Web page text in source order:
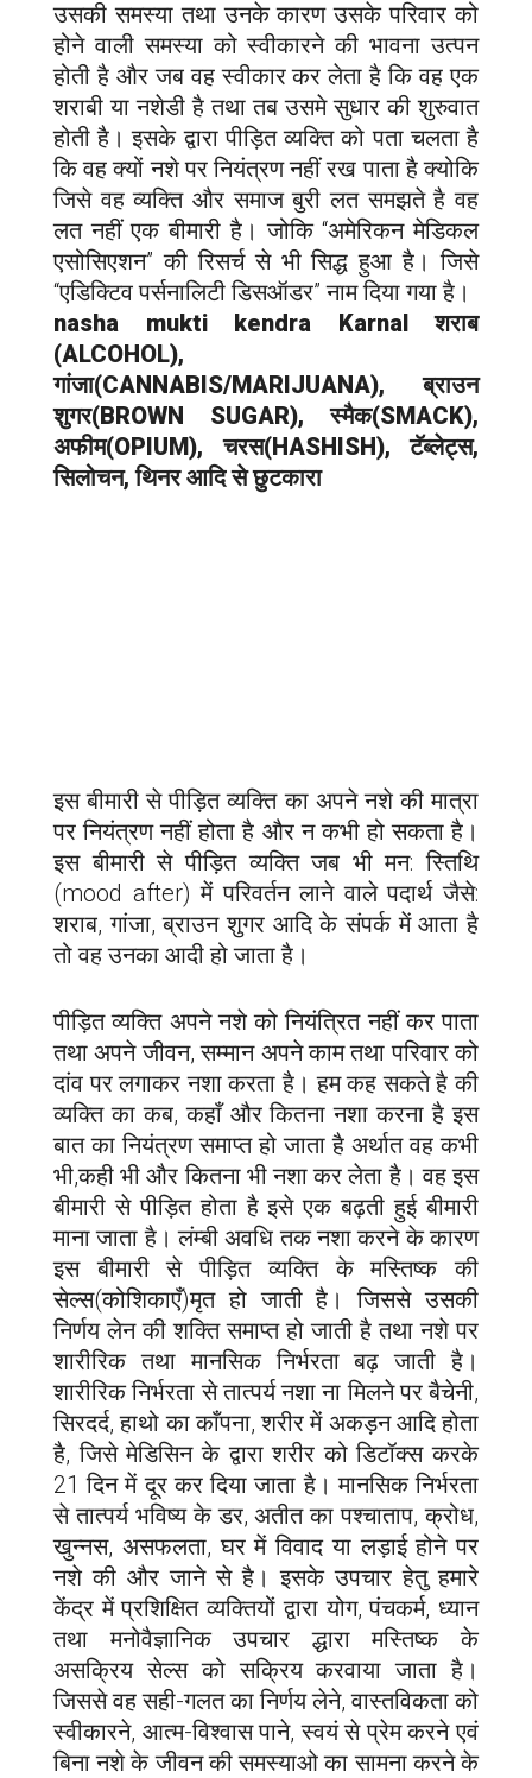
उसकी समस्या तथा उनके कारण उसके परिवार को
होने वाली समस्या को स्वीकारने की भावना उत्पन
होती है और जब वह स्वीकार कर लेता है कि वह एक
शराबी या नशेडी है तथा तब उसमे सुधार की शुरुवात
होती है। इसके द्वारा पीड़ित व्यक्ति को पता चलता है
कि वह क्यों नशे पर नियंत्रण नहीं रख पाता है क्योकि
जिसे वह व्यक्ति और समाज बुरी लत समझते है वह
लत नहीं एक बीमारी है। जोकि “अमेरिकन मेडिकल
एसोसिएशन” की रिसर्च से भी सिद्ध हुआ है। जिसे
“एडिक्टिव पर्सनालिटी डिसऑडर” नाम दिया गया है।
nasha mukti kendra Karnalशराब
(ALCOHOL),
गांजा(CANNABIS/MARIJUANA), ब्राउन
शुगर(BROWN SUGAR), स्मैक(SMACK),
अफीम(OPIUM), चरस(HASHISH), टॅब्लेट्स,
सिलोचन, थिनर आदि से छुटकारा
इस बीमारी से पीड़ित व्यक्ति का अपने नशे की मात्रा
पर नियंत्रण नहीं होता है और न कभी हो सकता है।
इस बीमारी से पीड़ित व्यक्ति जब भी मन: स्तिथि
(mood after) में परिवर्तन लाने वाले पदार्थ जैसे:
शराब, गांजा, ब्राउन शुगर आदि के संपर्क में आता है
तो वह उनका आदी हो जाता है।
पीड़ित व्यक्ति अपने नशे को नियंत्रित नहीं कर पाता
तथा अपने जीवन, सम्मान अपने काम तथा परिवार को
दांव पर लगाकर नशा करता है। हम कह सकते है की
व्यक्ति का कब, कहाँ और कितना नशा करना है इस
बात का नियंत्रण समाप्त हो जाता है अर्थात वह कभी
भी,कही भी और कितना भी नशा कर लेता है। वह इस
बीमारी से पीड़ित होता है इसे एक बढ़ती हुई बीमारी
माना जाता है। लंम्बी अवधि तक नशा करने के कारण
इस बीमारी से पीड़ित व्यक्ति के मस्तिष्क की
सेल्स(कोशिकाएँ)मृत हो जाती है। जिससे उसकी
निर्णय लेन की शक्ति समाप्त हो जाती है तथा नशे पर
शारीरिक तथा मानसिक निर्भरता बढ़ जाती है।
शारीरिक निर्भरता से तात्पर्य नशा ना मिलने पर बैचेनी,
सिरदर्द, हाथो का काँपना, शरीर में अकड़न आदि होता
है, जिसे मेडिसिन के द्वारा शरीर को डिटॉक्स करके
21 दिन में दूर कर दिया जाता है। मानसिक निर्भरता
से तात्पर्य भविष्य के डर, अतीत का पश्चाताप, क्रोध,
खुन्नस, असफलता, घर में विवाद या लड़ाई होने पर
नशे की और जाने से है। इसके उपचार हेतु हमारे
केंद्र में प्रशिक्षित व्यक्तियों द्वारा योग, पंचकर्म, ध्यान
तथा मनोवैज्ञानिक उपचार द्धारा मस्तिष्क के
असक्रिय सेल्स को सक्रिय करवाया जाता है।
जिससे वह सही-गलत का निर्णय लेने, वास्तविकता को
स्वीकारने, आत्म-विश्वास पाने, स्वयं से प्रेम करने एवं
बिना नशे के जीवन की समस्याओ का सामना करने के